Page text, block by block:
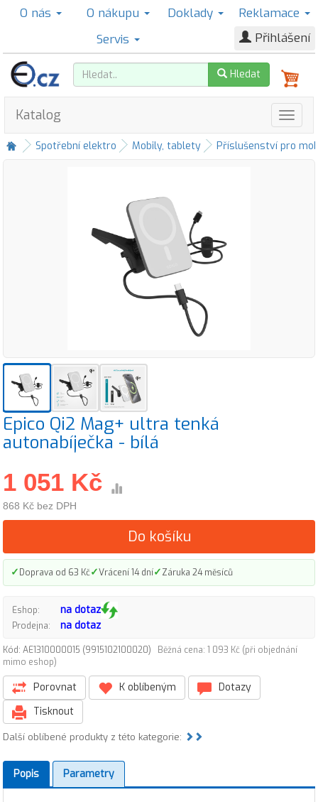
O nás O nákupu Doklady
Reklamace
Servis
Přihlášení
Hledat
Katalog
Spotřební elektro Mobily, tablety Příslušenství pro
Epico Qi2 Mag+ ultra tenká
autonabíječka - bílá
1 051 Kč
868 Kč bez DPH
Do košíku
✓Doprava od 63 Kč✓Vrácení 14 dní✓Záruka 24 měsíců
Eshop: na dotaz
Prodejna: na dotaz
Kód: AE1310000015 (9915102100020)
Běžná cena: 1 093 Kč (při objednání
mimo eshop)
Porovnat K oblíbeným
Dotazy
Tisknout
Další oblíbené produkty z této kategorie:
Popis Parametry